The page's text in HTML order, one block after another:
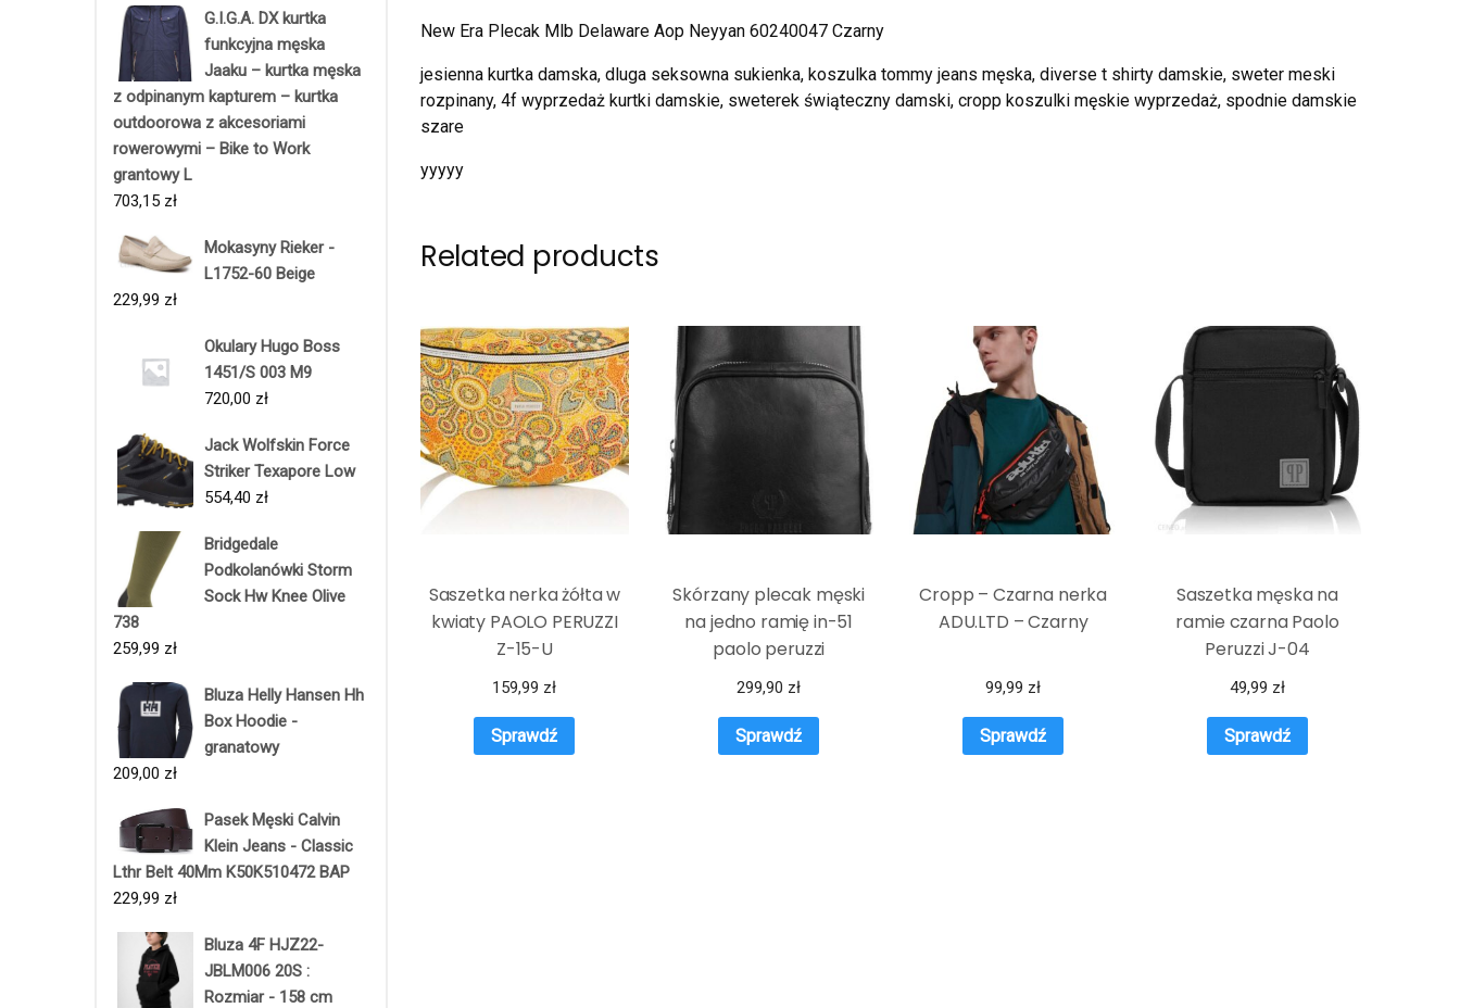
G.I.G.A. DX kurtka
funkcyjna męska
Jaaku – kurtka męska
z odpinanym kapturem – kurtka
outdoorowa z akcesoriami
rowerowymi – Bike to Work
grantowy L
703,15 zł
Mokasyny Rieker -
L1752-60 Beige
229,99 zł
Okulary Hugo Boss
1451/S 003 M9
720,00 zł
Jack Wolfskin Force
Striker Texapore Low
554,40 zł
Bridgedale
Podkolanówki Storm
Sock Hw Knee Olive
738
259,99 zł
Bluza Helly Hansen Hh
Box Hoodie -
granatowy
209,00 zł
Pasek Męski Calvin
Klein Jeans - Classic
Lthr Belt 40Mm K50K510472 BAP
229,99 zł
Bluza 4F HJZ22-
JBLM006 20S :
Rozmiar - 158 cm
New Era Plecak Mlb Delaware Aop Neyyan 60240047 Czarny
jesienna kurtka damska, dluga seksowna sukienka, koszulka tommy jeans męska, diverse t shirty damskie, sweter meski
rozpinany, 4f wyprzedaż kurtki damskie, sweterek świąteczny damski, cropp koszulki męskie wyprzedaż, spodnie damskie
szare
yyyyy
Related products
Saszetka nerka żółta w
kwiaty PAOLO PERUZZI
Z-15-U
159,99 zł
Sprawdź
Skórzany plecak męski
na jedno ramię in-51
paolo peruzzi
299,90 zł
Sprawdź
Cropp – Czarna nerka
ADU.LTD – Czarny
99,99 zł
Sprawdź
Saszetka męska na
ramie czarna Paolo
Peruzzi J-04
49,99 zł
Sprawdź